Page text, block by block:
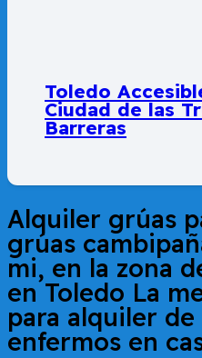
Toledo
Ciudad de las
Barreras
Alquiler grúas
grúas
mi, en la zona
en Toledo La
para alquiler de
enfermos en